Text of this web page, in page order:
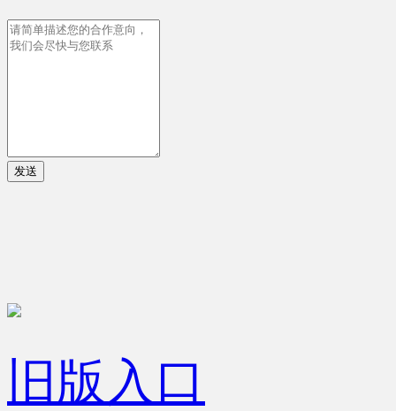
发送
旧版入口